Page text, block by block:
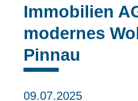
Immobilien
modernes
Pinnau
09.07.2025